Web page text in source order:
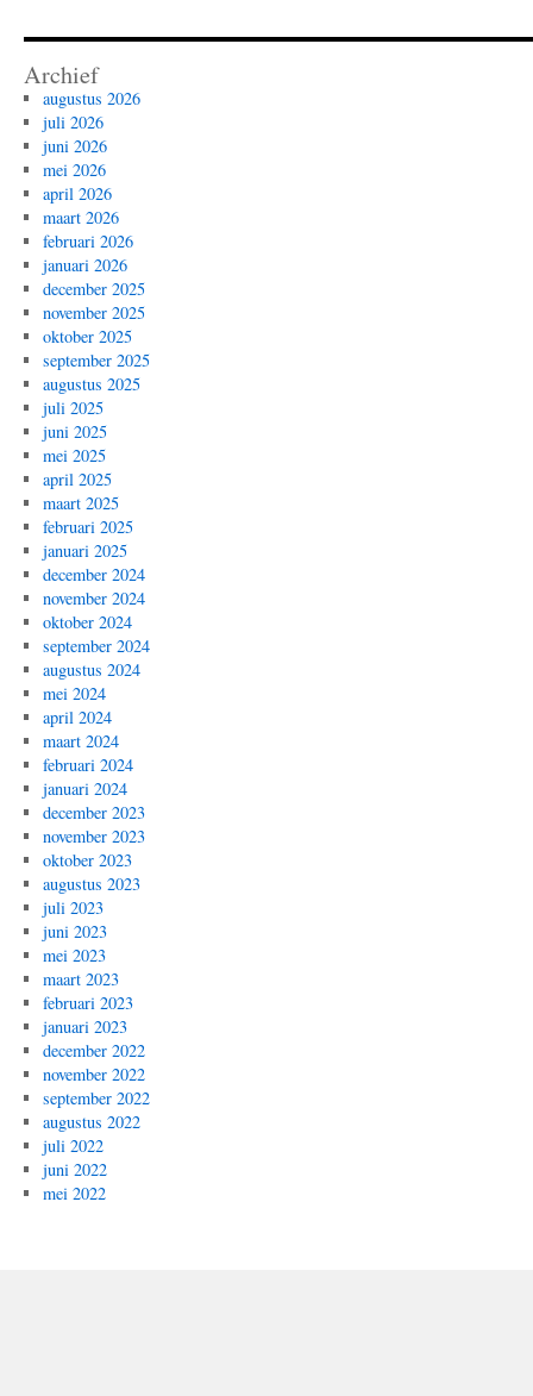
Archief
augustus 2026
juli 2026
juni 2026
mei 2026
april 2026
maart 2026
februari 2026
januari 2026
december 2025
november 2025
oktober 2025
september 2025
augustus 2025
juli 2025
juni 2025
mei 2025
april 2025
maart 2025
februari 2025
januari 2025
december 2024
november 2024
oktober 2024
september 2024
augustus 2024
mei 2024
april 2024
maart 2024
februari 2024
januari 2024
december 2023
november 2023
oktober 2023
augustus 2023
juli 2023
juni 2023
mei 2023
maart 2023
februari 2023
januari 2023
december 2022
november 2022
september 2022
augustus 2022
juli 2022
juni 2022
mei 2022